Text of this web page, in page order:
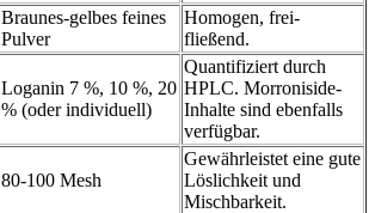
Braunes-gelbes feines
Pulver
Homogen, frei-
fließend.
Loganin 7 %, 10 %, 20
% (oder individuell)
Quantifiziert durch
HPLC. Morroniside-
Inhalte sind ebenfalls
verfügbar.
80-100 Mesh
Gewährleistet eine gute
Löslichkeit und
Mischbarkeit.